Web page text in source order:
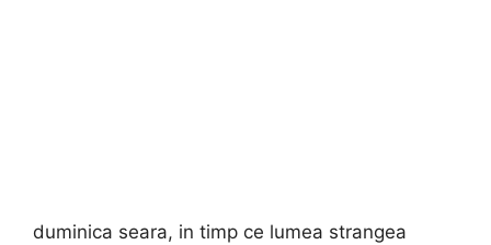
duminica seara, in timp ce lumea strangea